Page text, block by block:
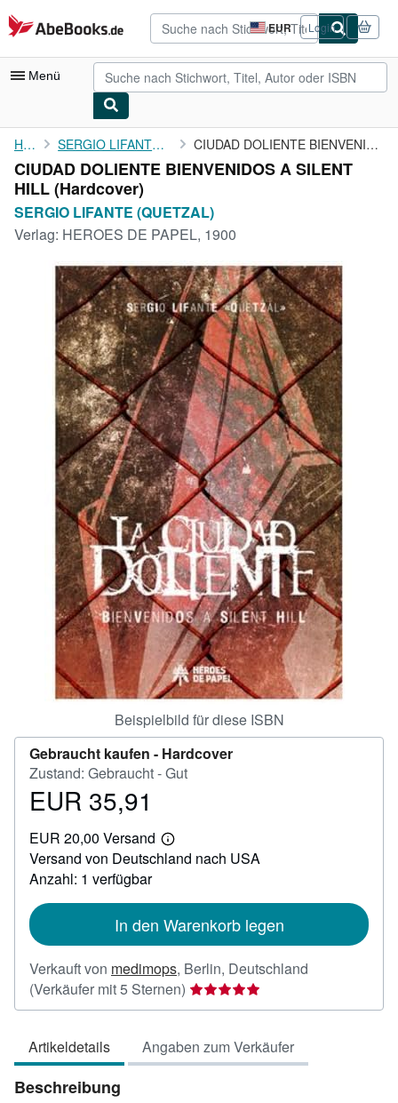
Zum Hauptinhalt
AbeBooks.de EUR
Seite
der
Einkaufseinstellungen.
Login
Menü
Nutzerkonto
Meine Bestellungen
Detailsuche
Sammlungen
Antiquarische Bücher
Kunst & Sammlerstücke
Verkäufer
Verkäufer werden
SCHLIESSEN
Home SERGIO LIFANTE (QUETZAL) CIUDAD DOLIENTE BIENVENIDOS A SILENT HILL
CIUDAD DOLIENTE BIENVENIDOS A SILENT
HILL (Hardcover)
SERGIO LIFANTE (QUETZAL)
Verlag: HEROES DE PAPEL, 1900
Beispielbild für diese ISBN
Gebraucht kaufen - Hardcover
Zustand: Gebraucht - Gut
Preis
35,91
EUR 35,91
EUR 20,00 Versand
Weitere
Informationen
Versand von Deutschland nach USA
Anzahl: 1 verfügbar
In den Warenkorb legen
Verkauft von medimops, Berlin, Deutschland
(Verkäufer mit 5 Sternen) Verkäuferbewertung
5
5
Sternen
Artikeldetails Angaben zum Verkäufer
Beschreibung